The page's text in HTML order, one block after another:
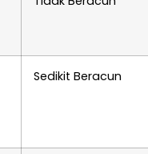
Sedikit Beracun